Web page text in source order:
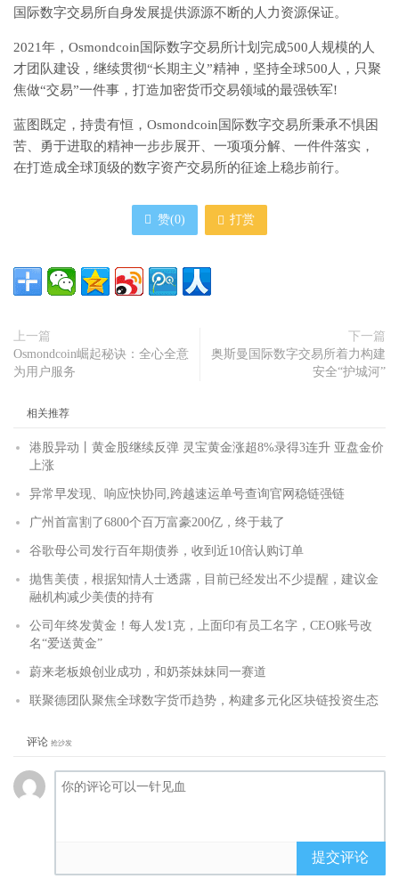
国际数字交易所自身发展提供源源不断的人力资源保证。
2021年，Osmondcoin国际数字交易所计划完成500人规模的人
才团队建设，继续贯彻“长期主义”精神，坚持全球500人，只聚
焦做“交易”一件事，打造加密货币交易领域的最强铁军!
蓝图既定，持贵有恒，Osmondcoin国际数字交易所秉承不惧困
苦、勇于进取的精神一步步展开、一项项分解、一件件落实，
在打造成全球顶级的数字资产交易所的征途上稳步前行。
赞(0) 打赏
上一篇
Osmondcoin崛起秘诀：全心全意
为用户服务
下一篇
奥斯曼国际数字交易所着力构建
安全“护城河”
相关推荐
港股异动丨黄金股继续反弹 灵宝黄金涨超8%录得3连升 亚盘金价
上涨
异常早发现、响应快协同,跨越速运单号查询官网稳链强链
广州首富割了6800个百万富豪200亿，终于栽了
谷歌母公司发行百年期债券，收到近10倍认购订单
抛售美债，根据知情人士透露，目前已经发出不少提醒，建议金
融机构减少美债的持有
公司年终发黄金！每人发1克，上面印有员工名字，CEO账号改
名“爱送黄金”
蔚来老板娘创业成功，和奶茶妹妹同一赛道
联聚德团队聚焦全球数字货币趋势，构建多元化区块链投资生态
评论 抢沙发
提交评论